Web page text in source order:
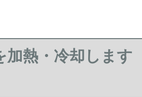
加熱・冷却します